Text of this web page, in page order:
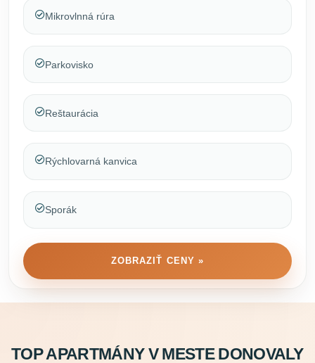
Mikrovlnná rúra
Parkovisko
Reštaurácia
Rýchlovarná kanvica
Sporák
ZOBRAZIŤ CENY »
TOP APARTMÁNY V MESTE DONOVALY